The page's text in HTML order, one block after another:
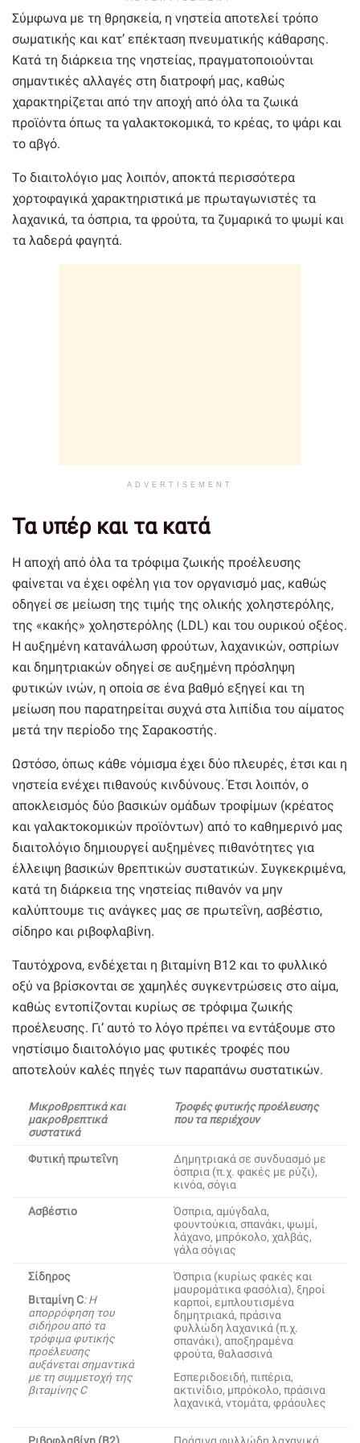
Σύμφωνα με τη θρησκεία, η νηστεία αποτελεί τρόπο
σωματικής και κατ’ επέκταση πνευματικής κάθαρσης.
Κατά τη διάρκεια της νηστείας, πραγματοποιούνται
σημαντικές αλλαγές στη διατροφή μας, καθώς
χαρακτηρίζεται από την αποχή από όλα τα ζωικά
προϊόντα όπως τα γαλακτοκομικά, το κρέας, το ψάρι και
το αβγό.
Το διαιτολόγιο μας λοιπόν, αποκτά περισσότερα
χορτοφαγικά χαρακτηριστικά με πρωταγωνιστές τα
λαχανικά, τα όσπρια, τα φρούτα, τα ζυμαρικά το ψωμί και
τα λαδερά φαγητά.
ADVERTISEMENT
Τα υπέρ και τα κατά
Η αποχή από όλα τα τρόφιμα ζωικής προέλευσης
φαίνεται να έχει οφέλη για τον οργανισμό μας, καθώς
οδηγεί σε μείωση της τιμής της ολικής χοληστερόλης,
της «κακής» χοληστερόλης (LDL) και του ουρικού οξέος.
Η αυξημένη κατανάλωση φρούτων, λαχανικών, οσπρίων
και δημητριακών οδηγεί σε αυξημένη πρόσληψη
φυτικών ινών, η οποία σε ένα βαθμό εξηγεί και τη
μείωση που παρατηρείται συχνά στα λιπίδια του αίματος
μετά την περίοδο της Σαρακοστής.
Ωστόσο, όπως κάθε νόμισμα έχει δύο πλευρές, έτσι και η
νηστεία ενέχει πιθανούς κινδύνους. Έτσι λοιπόν, ο
αποκλεισμός δύο βασικών ομάδων τροφίμων (κρέατος
και γαλακτοκομικών προϊόντων) από το καθημερινό μας
διαιτολόγιο δημιουργεί αυξημένες πιθανότητες για
έλλειψη βασικών θρεπτικών συστατικών. Συγκεκριμένα,
κατά τη διάρκεια της νηστείας πιθανόν να μην
καλύπτουμε τις ανάγκες μας σε πρωτεΐνη, ασβέστιο,
σίδηρο και ριβοφλαβίνη.
Ταυτόχρονα, ενδέχεται η βιταμίνη Β12 και το φυλλικό
οξύ να βρίσκονται σε χαμηλές συγκεντρώσεις στο αίμα,
καθώς εντοπίζονται κυρίως σε τρόφιμα ζωικής
προέλευσης. Γι’ αυτό το λόγο πρέπει να εντάξουμε στο
νηστίσιμο διαιτολόγιο μας φυτικές τροφές που
αποτελούν καλές πηγές των παραπάνω συστατικών.
Μικροθρεπτικά και
μακροθρεπτικά
συστατικά
Τροφές φυτικής προέλευσης
που τα περιέχουν
Φυτική πρωτεΐνη
Δημητριακά σε συνδυασμό με
όσπρια (π.χ. φακές με ρύζι),
κινόα, σόγια
Ασβέστιο
Όσπρια, αμύγδαλα,
φουντούκια, σπανάκι, ψωμί,
λάχανο, μπρόκολο, χαλβάς,
γάλα σόγιας
Σίδηρος
Βιταμίνη C: Η
απορρόφηση του
σιδήρου από τα
τρόφιμα φυτικής
προέλευσης
αυξάνεται σημαντικά
με τη συμμετοχή της
βιταμίνης C
Όσπρια (κυρίως φακές και
μαυρομάτικα φασόλια), ξηροί
καρποί, εμπλουτισμένα
δημητριακά, πράσινα
φυλλώδη λαχανικά (π.χ.
σπανάκι), αποξηραμένα
φρούτα, θαλασσινά
Εσπεριδοειδή, πιπέρια,
ακτινίδιο, μπρόκολο, πράσινα
λαχανικά, ντομάτα, φράουλες